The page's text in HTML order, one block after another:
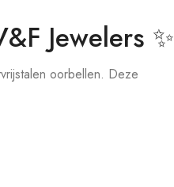
Jewelers ✨
oorbellen. Deze